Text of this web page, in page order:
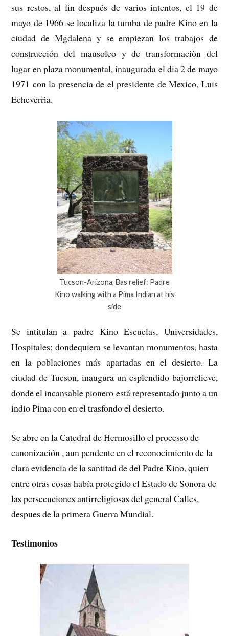
sus restos, al fin después de varios intentos, el 19 de
mayo de 1966 se localiza la tumba de padre Kino en la
ciudad de Mgdalena y se empiezan los trabajos de
construcción del mausoleo y de transformaciòn del
lugar en plaza monumental, inaugurada el dia 2 de mayo
1971 con la presencia de el presidente de Mexico, Luis
Echeverrìa.
Tucson-Arizona, Bas relief: Padre
Kino walking with a Pima Indian at his
side
Se intitulan a padre Kino Escuelas, Universidades,
Hospitales; dondequiera se levantan monumentos, hasta
en la poblaciones más apartadas en el desierto. La
ciudad de Tucson, inaugura un esplendido bajorrelieve,
donde el incansable pionero está representado junto a un
indio Pima con en el trasfondo el desierto.
Se abre en la Catedral de Hermosillo el processo de
canonización , aun pendente en el reconocimiento de la
clara evidencia de la santitad de del Padre Kino, quien
entre otras cosas había protegido el Estado de Sonora de
las persecuciones antirreligiosas del general Calles,
despues de la primera Guerra Mundial.
Testimonios